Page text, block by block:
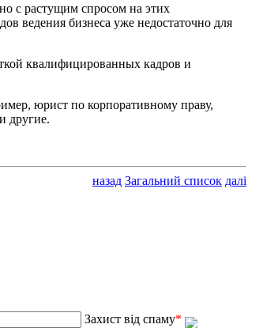
с растущим спросом на этих
ведения бизнеса уже недостаточно для
квалифицированных кадров и
юрист по корпоративному праву,
другие.
назад Загальний список далі
Захист від спаму*